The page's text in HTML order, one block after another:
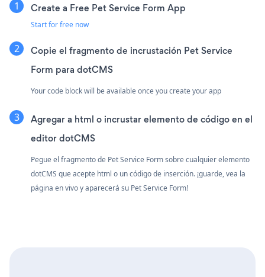
Create a Free Pet Service Form App
Start for free now
Copie el fragmento de incrustación Pet Service
Form para dotCMS
Your code block will be available once you create your app
Agregar a html o incrustar elemento de código en el
editor dotCMS
Pegue el fragmento de Pet Service Form sobre cualquier elemento
dotCMS que acepte html o un código de inserción. ¡guarde, vea la
página en vivo y aparecerá su Pet Service Form!